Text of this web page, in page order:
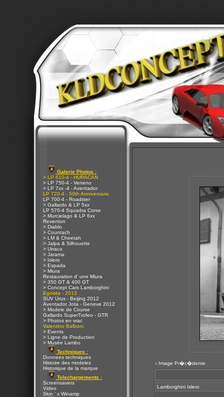
Galerie Photos :
> LP 610-4 - HURACAN
> LP 750-4 - Veneno
> LP 7xx -4 - Aventador
LP 720-4 - 50th Anniversario
LP 700-4 - Roadster
> Gallardo & LP 5xx
LP 570-4 Squadra Corse
> Murcielago & LP 6xx
Reventon
> Diablo
> Countach
> LM & Cheetah
> Jalpa & Silhouette
> Urraco
> Jarama
> Islero
> Espada
> Miura
Restauration d' une Miura
> 350 GT & 400 GT
> Concept Cars Lamborghini
Egoista - 2013
SUV Urus - Beijing 2012
Aventador Jota - Geneve 2012
> Modele de Course
Gallardo SuperTrofeo - GTR
> Photos en vrac
Valentino Balboni
> Events
> Ligne de Production
> Musée Lambo
Techniques :
Donnees techniques
Histoire des modeles
Historique de la marque
Telechargements :
Screensavers
Video
Skin ' s Winamp
< Image Pr�c�dente
Lamborghini Islero